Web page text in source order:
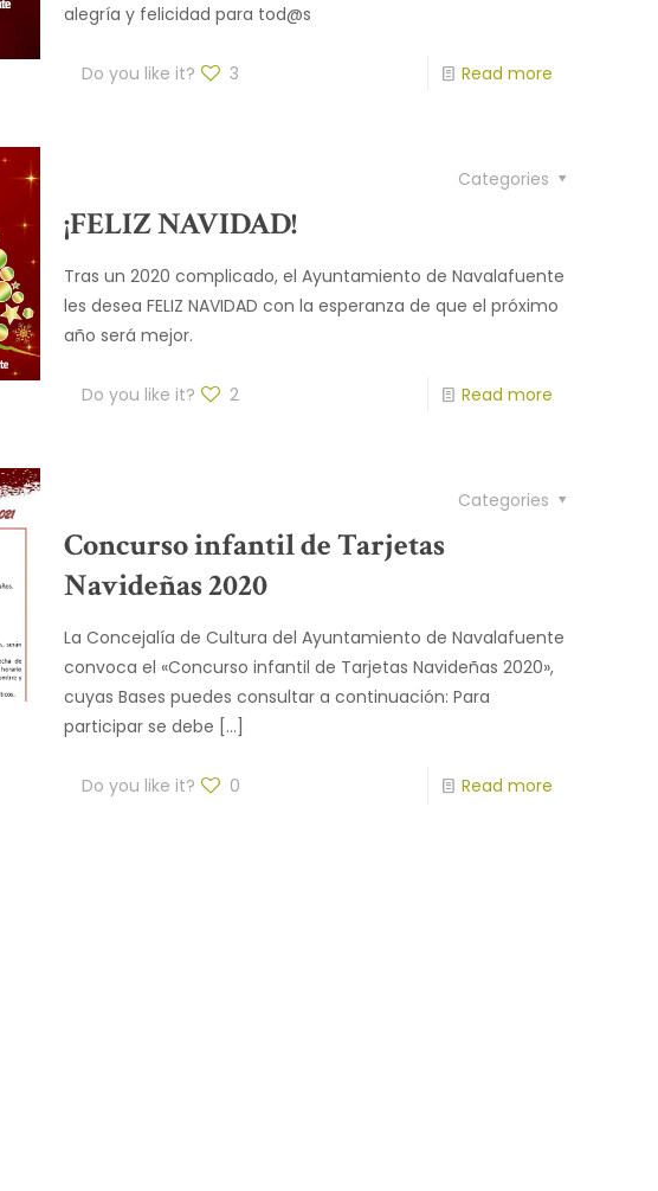
alegría y felicidad para tod@s
Do you like it? 3 Read more
Categories
¡FELIZ NAVIDAD!
Tras un 2020 complicado, el Ayuntamiento de Navalafuente
les desea FELIZ NAVIDAD con la esperanza de que el próximo
año será mejor.
Do you like it? 2 Read more
Categories
Concurso infantil de Tarjetas
Navideñas 2020
La Concejalía de Cultura del Ayuntamiento de Navalafuente
convoca el «Concurso infantil de Tarjetas Navideñas 2020»,
cuyas Bases puedes consultar a continuación: Para
participar se debe […]
Do you like it? 0 Read more